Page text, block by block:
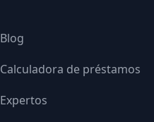
Blog
Calculadora de préstamos
Expertos